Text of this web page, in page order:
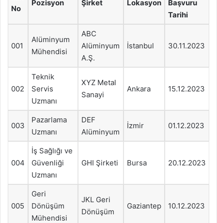
No
Pozisyon Şirket Lokasyon
Başvuru
Tarihi
001
Alüminyum
Mühendisi
ABC
Alüminyum
A.Ş.
İstanbul 30.11.2023
002
Teknik
Servis
Uzmanı
XYZ Metal
Sanayi
Ankara 15.12.2023
003
Pazarlama
Uzmanı
DEF
Alüminyum
İzmir 01.12.2023
004
İş Sağlığı ve
Güvenliği
Uzmanı
GHI Şirketi Bursa 20.12.2023
005
Geri
Dönüşüm
Mühendisi
JKL Geri
Dönüşüm
Gaziantep 10.12.2023